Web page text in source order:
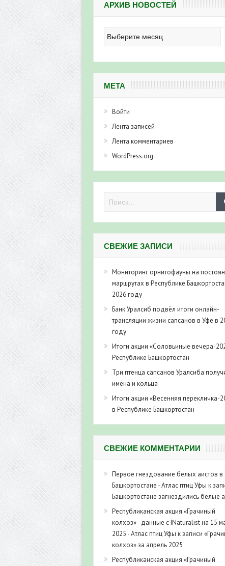
АРХИВ НОВОСТЕЙ
новостей
МЕТА
Войти
Лента записей
Лента комментариев
WordPress.org
СВЕЖИЕ ЗАПИСИ
Мониторинг орнитофауны на
маршрутах в Республике
2026 году
Банк Уралсиб подвёл итоги онлайн-
трансляции жизни сапсанов в Уфе в
году
Итоги акции «Соловьиные вечера-
Республике Башкортостан
Три птенца сапсанов Уралсиба
имена и кольца
Итоги акции «Весенняя перекличка-
в Республике Башкортостан
СВЕЖИЕ КОММЕНТАРИИ
Первое гнездование белых аистов в
Башкортостане - Атлас птиц Уфы к
Башкортостане загнездились белые
Республиканская акция «Грачиный
колхоз» - данные с INaturalist на 15
2025 - Атлас птиц Уфы к записи
колхоз» за апрель 2025
Республиканская акция «Грачиный